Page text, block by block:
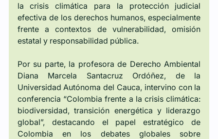
la crisis climática para la protección judicial
efectiva de los derechos humanos, especialmente
frente a contextos de vulnerabilidad, omisión
estatal y responsabilidad pública.
Por su parte, la profesora de Derecho Ambiental
Diana Marcela Santacruz Ordóñez, de la
Universidad Autónoma del Cauca, intervino con la
conferencia “Colombia frente a la crisis climática:
biodiversidad, transición energética y liderazgo
global”, destacando el papel estratégico de
Colombia en los debates globales sobre